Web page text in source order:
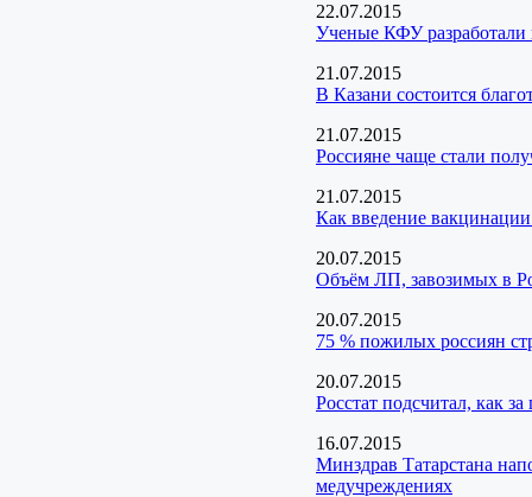
22.07.2015
Ученые КФУ разработали
21.07.2015
В Казани состоится
21.07.2015
Россияне чаще стали
21.07.2015
Как введение
20.07.2015
Объём ЛП, завозимых в
20.07.2015
75 % пожилых россиян
20.07.2015
Росстат подсчитал, как
16.07.2015
Минздрав Татарстана
медучреждениях